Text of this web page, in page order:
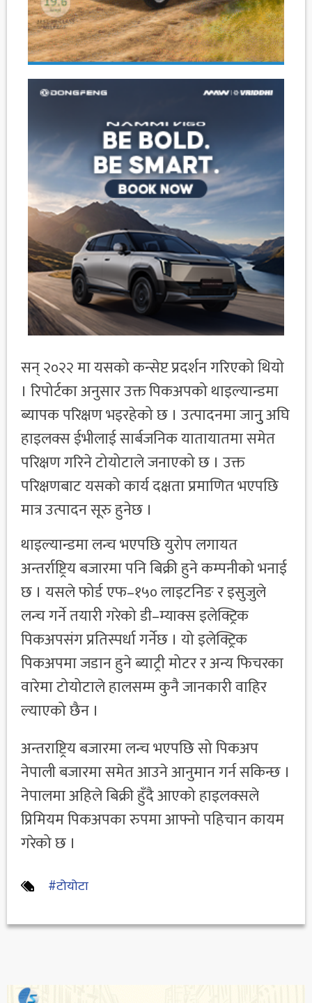
सन् २०२२ मा यसको कन्सेप्ट प्रदर्शन गरिएको थियो
। रिपोर्टका अनुसार उक्त पिकअपको थाइल्यान्डमा
ब्यापक परिक्षण भइरहेको छ । उत्पादनमा जानुु अघि
हाइलक्स ईभीलाई सार्बजनिक यातायातमा समेत
परिक्षण गरिने टोयोटाले जनाएको छ । उक्त
परिक्षणबाट यसको कार्य दक्षता प्रमाणित भएपछि
मात्र उत्पादन सूरु हुनेछ ।
थाइल्यान्डमा लन्च भएपछि युरोप लगायत
अन्तर्राष्ट्रिय बजारमा पनि बिक्री हुने कम्पनीको भनाई
छ । यसले फोर्ड एफ–१५० लाइटनिङ र इसुजुले
लन्च गर्ने तयारी गरेको डी–म्याक्स इलेक्ट्रिक
पिकअपसंग प्रतिस्पर्धा गर्नेछ । यो इलेक्ट्रिक
पिकअपमा जडान हुने ब्याट्री मोटर र अन्य फिचरका
वारेमा टोयोटाले हालसम्म कुनै जानकारी वाहिर
ल्याएको छैन ।
अन्तराष्ट्रिय बजारमा लन्च भएपछि सो पिकअप
नेपाली बजारमा समेत आउने आनुमान गर्न सकिन्छ ।
नेपालमा अहिले बिक्री हुँदै आएको हाइलक्सले
प्रिमियम पिकअपका रुपमा आफ्नो पहिचान कायम
गरेको छ ।
#टोयोटा